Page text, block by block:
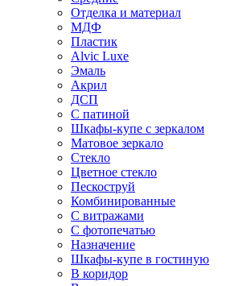
Отделка и материал
МДФ
Пластик
Alvic Luxe
Эмаль
Акрил
ДСП
С патиной
Шкафы-купе с зеркалом
Матовое зеркало
Стекло
Цветное стекло
Пескоструй
Комбинированные
С витражами
С фотопечатью
Назначение
Шкафы-купе в гостиную
В коридор